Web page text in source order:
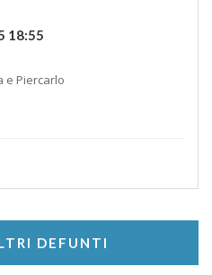
18:55
e Piercarlo
DEFUNTI